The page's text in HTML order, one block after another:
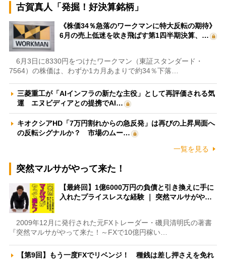
古賀真人「発掘！好決算銘柄」
《株価34％急落のワークマンに特大反転の期待》
6月の売上低迷を吹き飛ばす第1四半期決算、…
6月3日に8330円をつけたワークマン（東証スタンダード・
7564）の株価は、わずか1カ月あまりで約34％下落…
三菱重工が「AIインフラの新たな主役」として再評価される気
運 エヌビディアとの提携でAI…
キオクシアHD「7万円割れからの急反発」は再びの上昇局面へ
の反転シグナルか？ 市場のムー…
一覧を見る
突然マルサがやって来た！
【最終回】1億6000万円の負債と引き換えに手に
入れたプライスレスな経験 ｜ 突然マルサがや…
2009年12月に発行された元FXトレーダー・磯貝清明氏の著書
『突然マルサがやって来た！～FXで10億円稼い…
【第9回】もう一度FXでリベンジ！ 種銭は差し押さえを免れ